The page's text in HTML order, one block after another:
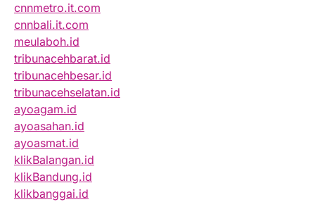
cnnmetro.it.com
cnnbali.it.com
meulaboh.id
tribunacehbarat.id
tribunacehbesar.id
tribunacehselatan.id
ayoagam.id
ayoasahan.id
ayoasmat.id
klikBalangan.id
klikBandung.id
klikbanggai.id